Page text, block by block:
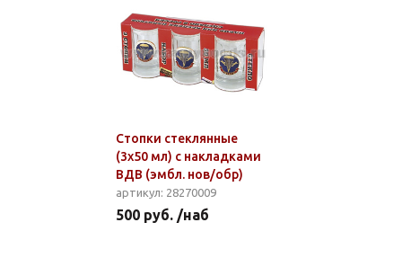
Стопки стеклянные
(3x50 мл) с накладками
ВДВ (эмбл. нов/обр)
артикул: 28270009
500 руб. /наб